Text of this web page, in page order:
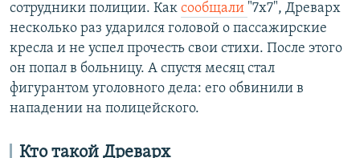
сотрудники полиции. Как сообщали "7х7", Древарх
несколько раз ударился головой о пассажирские
кресла и не успел прочесть свои стихи. После этого
он попал в больницу. А спустя месяц стал
фигурантом уголовного дела: его обвинили в
нападении на полицейского.
Кто такой Древарх